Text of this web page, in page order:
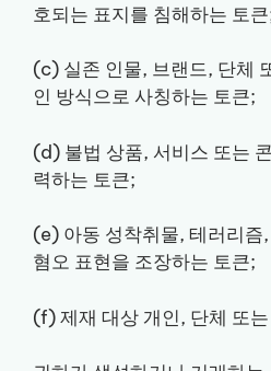
호되는 표지를 침해하는 토
(c) 실존 인물, 브랜드, 단체
인 방식으로 사칭하는 토큰;
(d) 불법 상품, 서비스 또는
력하는 토큰;
(e) 아동 성착취물, 테러리즘
혐오 표현을 조장하는 토큰;
(f) 제재 대상 개인, 단체 또